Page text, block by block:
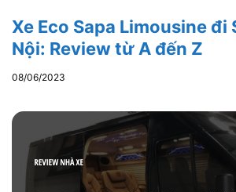
Xe Eco Sapa Limousine đi
Nội: Review từ A đến Z
08/06/2023